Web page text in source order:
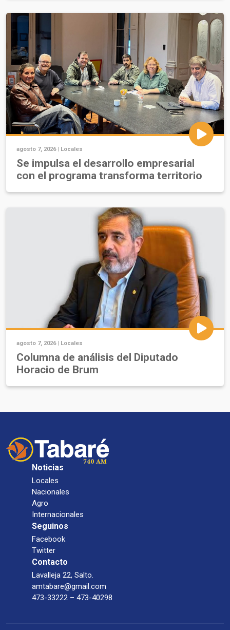
agosto 7, 2026 | Locales
Se impulsa el desarrollo empresarial
con el programa transforma territorio
agosto 7, 2026 | Locales
Columna de análisis del Diputado
Horacio de Brum
Noticias
Locales
Nacionales
Agro
Internacionales
Seguinos
Facebook
Twitter
Contacto
Lavalleja 22, Salto.
amtabare@gmail.com
473-33222 – 473-40298